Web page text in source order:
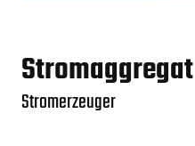
Stromerzeuger